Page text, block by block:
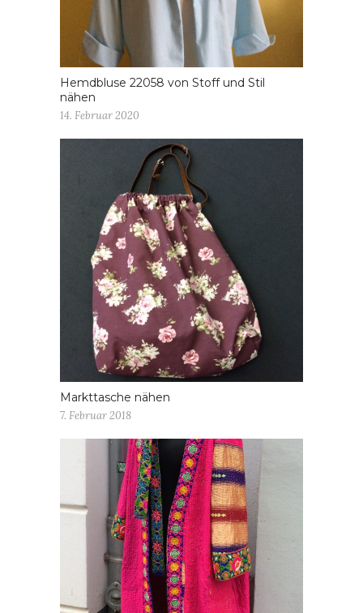
Hemdbluse 22058 von Stoff und Stil
nähen
14. Februar 2020
Markttasche nähen
7. Februar 2018